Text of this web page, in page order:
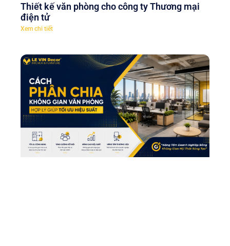
Thiết kế văn phòng cho công ty Thương mại
điện tử
Xem chi tiết